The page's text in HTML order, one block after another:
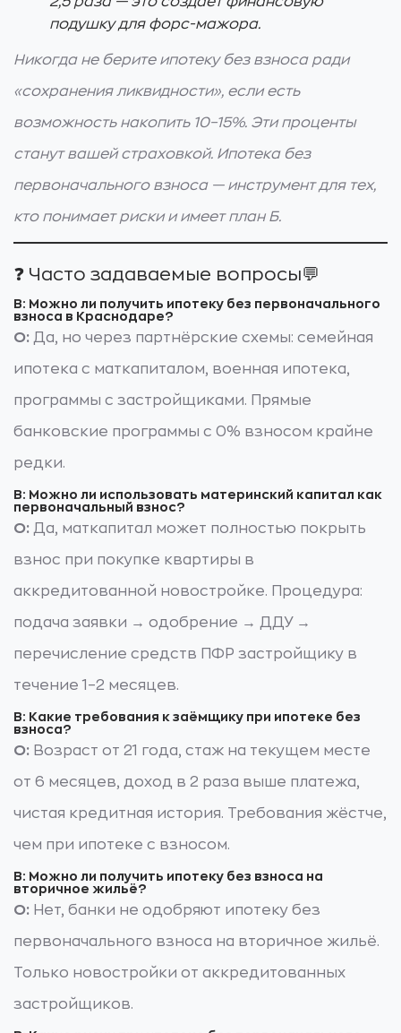
подушку для форс-мажора.
Никогда не берите ипотеку без взноса ради
«сохранения ликвидности», если есть
возможность накопить 10–15%. Эти проценты
станут вашей страховкой. Ипотека без
первоначального взноса — инструмент для тех,
кто понимает риски и имеет план Б.
❓ Часто задаваемые вопросы💬
В: Можно ли получить ипотеку без первоначального
взноса в Краснодаре?
О: Да, но через партнёрские схемы: семейная
ипотека с маткапиталом, военная ипотека,
программы с застройщиками. Прямые
банковские программы с 0% взносом крайне
редки.
В: Можно ли использовать материнский капитал как
первоначальный взнос?
О: Да, маткапитал может полностью покрыть
взнос при покупке квартиры в
аккредитованной новостройке. Процедура:
подача заявки → одобрение → ДДУ →
перечисление средств ПФР застройщику в
течение 1–2 месяцев.
В: Какие требования к заёмщику при ипотеке без
взноса?
О: Возраст от 21 года, стаж на текущем месте
от 6 месяцев, доход в 2 раза выше платежа,
чистая кредитная история. Требования жёстче,
чем при ипотеке с взносом.
В: Можно ли получить ипотеку без взноса на
вторичное жильё?
О: Нет, банки не одобряют ипотеку без
первоначального взноса на вторичное жильё.
Только новостройки от аккредитованных
застройщиков.